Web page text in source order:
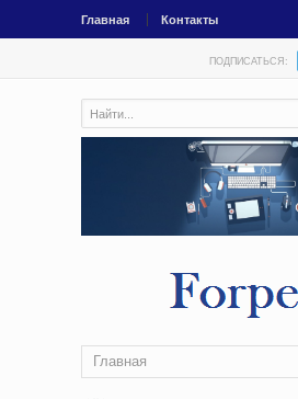
Главная Контакты
ПОДПИСАТЬСЯ:
Главная